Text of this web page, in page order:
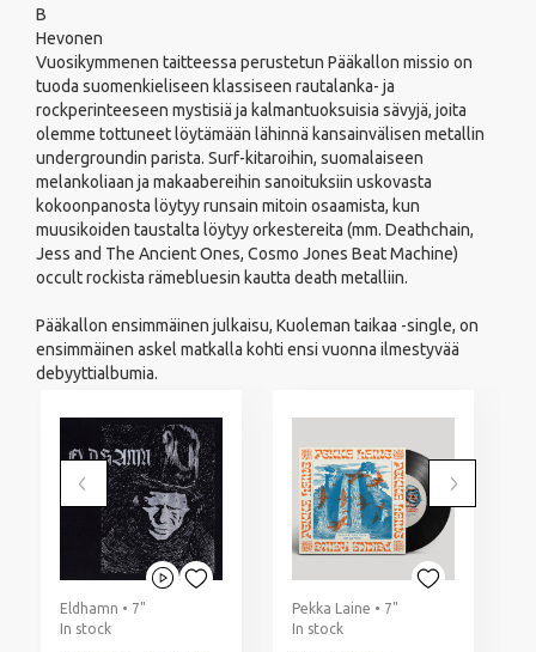
B
Hevonen
Vuosikymmenen taitteessa perustetun Pääkallon missio on
tuoda suomenkieliseen klassiseen rautalanka- ja
rockperinteeseen mystisiä ja kalmantuoksuisia sävyjä, joita
olemme tottuneet löytämään lähinnä kansainvälisen metallin
undergroundin parista. Surf-kitaroihin, suomalaiseen
melankoliaan ja makaabereihin sanoituksiin uskovasta
kokoonpanosta löytyy runsain mitoin osaamista, kun
muusikoiden taustalta löytyy orkestereita (mm. Deathchain,
Jess and The Ancient Ones, Cosmo Jones Beat Machine)
occult rockista rämebluesin kautta death metalliin.
Pääkallon ensimmäinen julkaisu, Kuoleman taikaa -single, on
ensimmäinen askel matkalla kohti ensi vuonna ilmestyvää
debyyttialbumia.
Eldhamn • 7"
In stock
Pekka Laine • 7"
In stock